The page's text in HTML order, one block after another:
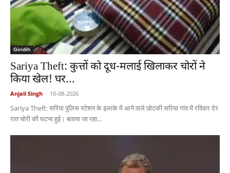
Giridih
Sariya Theft: कुत्तों को दूध-मलाई खिलाकर चोरों ने
किया खेल! घर...
Anjali Singh - 10-08-2026
Sariya Theft: सरिया पुलिस स्टेशन के इलाके में आने वाले छोटकी सरिया गांव में रविवार देर
रात चोरी की घटना हुई। बताया जा रहा...